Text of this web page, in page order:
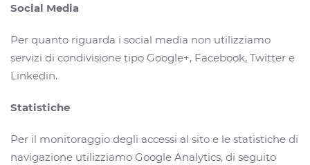
Social Media
Per quanto riguarda i social media non utilizziamo
servizi di condivisione tipo Google+, Facebook, Twitter e
Linkedin.
Statistiche
Per il monitoraggio degli accessi al sito e le statistiche di
navigazione utilizziamo Google Analytics, di seguito